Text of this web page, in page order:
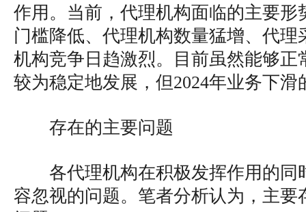
作用。当前，代理机构面临的主要形
门槛降低、代理机构数量猛增、代理
机构竞争日趋激烈。目前虽然能够正
较为稳定地发展，但2024年业务下
存在的主要问题
各代理机构在积极发挥作用的同
容忽视的问题。笔者分析认为，主要